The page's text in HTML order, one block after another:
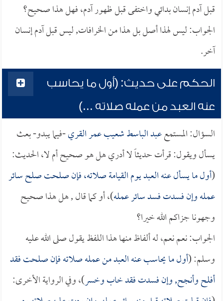
قبل آدم إنسان بدائي واختفى قبل ظهور آدم، فهل هذا صحيح؟
الجواب: ليس لهذا أصل بل هذا من الخرافات, ليس قبل آدم إنسان
آخر.
الحكم على حديث: (أول ما يحاسب
عنه العبد من عمله صلاته ...)
السؤال: المستمععبد الباسط شعيب عمر القري-فيما يبدو- بعث
يسأل ويقول: قرأت حديثاً لا أدري هل هو صحيح أم لا، الحديث:
(أول ما يسأل عنه العبد يوم القيامة صلاته، فإن صلحت صلح سائر
عمله وإن فسدت فسد سائر عمله)، أو كما قال , هل هذا صحيح
وجهونا جزاكم الله خيرا؟
الجواب: نعم نعم، له ألفاظ منها هذا اللفظ يقول صلى الله عليه
وسلم: (أول ما يحاسب عنه العبد من عمله صلاته فإن صلحت فقد
أفلح وأنجح, وإن فسدت فقد خاب وخسر)، وفي الرواية الأخرى: